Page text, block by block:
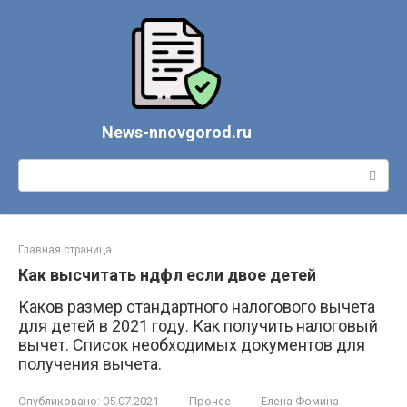
News-nnovgorod.ru
Поиск:
Главная страница
Как высчитать ндфл если двое детей
Каков размер стандартного налогового вычета
для детей в 2021 году. Как получить налоговый
вычет. Список необходимых документов для
получения вычета.
Опубликовано: 05.07.2021 Прочее Елена Фомина